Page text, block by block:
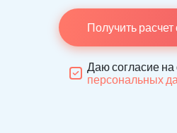
Получить расчет
Даю согласие на
персональных